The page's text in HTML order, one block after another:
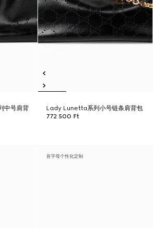
中号肩背
Lady Lunetta系列小号链条肩背包
772 500 Ft
首字母个性化定制